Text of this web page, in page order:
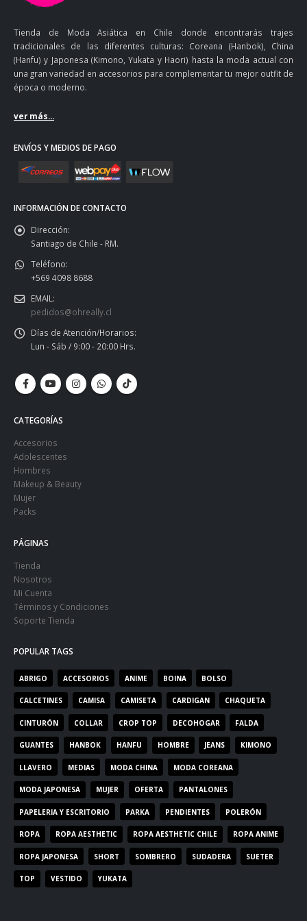
Tienda de Moda Asiática en Chile donde encontrarás trajes
tradicionales de las diferentes culturas: Coreana (Hanbok), China
(Hanfu) y Japonesa (Kimono, Yukata y Haori) hasta la moda actual con
una gran variedad en accesorios para complementar tu mejor outfit de
época o moderno.
ver más...
ENVÍOS Y MEDIOS DE PAGO
INFORMACIÓN DE CONTACTO
Dirección:
Santiago de Chile - RM.
Teléfono:
+569 4098 8688
EMAIL:
pedidos@ohreally.cl
Días de Atención/Horarios:
Lun - Sáb / 9:00 - 20:00 Hrs.
CATEGORÍAS
Accesorios
Adolescentes
Hombres
Makeup & Beauty
Mujer
Packs
PÁGINAS
Tienda
Nosotros
Mi Cuenta
Términos y Condiciones
Soporte Tienda
POPULAR TAGS
ABRIGO ACCESORIOS ANIME BOINA BOLSO
CALCETINES CAMISA CAMISETA CARDIGAN CHAQUETA
CINTURÓN COLLAR CROP TOP DECOHOGAR FALDA
GUANTES HANBOK HANFU HOMBRE JEANS KIMONO
LLAVERO MEDIAS MODA CHINA MODA COREANA
MODA JAPONESA MUJER OFERTA PANTALONES
PAPELERIA Y ESCRITORIO PARKA PENDIENTES POLERÓN
ROPA ROPA AESTHETIC ROPA AESTHETIC CHILE ROPA ANIME
ROPA JAPONESA SHORT SOMBRERO SUDADERA SUETER
TOP VESTIDO YUKATA